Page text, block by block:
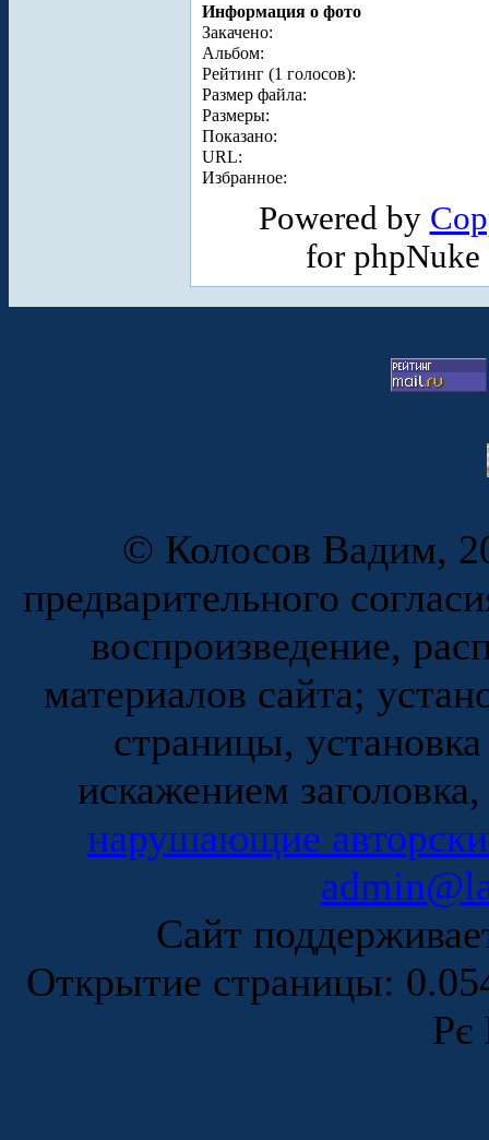
Информация о фото
Закачено:
Альбом:
Рейтинг (1 голосов):
Размер файла:
Размеры:
Показано:
URL:
Избранное:
Powered by
for
© Колосов Вадим,
предварительного
воспроизведение,
материалов сайта;
страницы,
искажением
нарушающие
Сайт
Открытие страницы:
Рє